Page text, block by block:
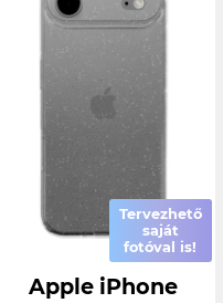
Tervezhető
saját
fotóval is!
Apple iPhone